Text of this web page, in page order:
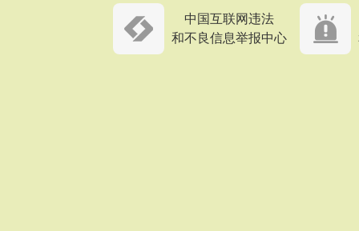
中国互联网违法
和不良信息举报中心